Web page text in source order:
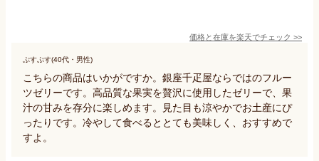
価格と在庫を楽天でチェック >>
ぷすぷす(40代・男性)
こちらの商品はいかがですか。銀座千疋屋ならではのフルー
ツゼリーです。高品質な果実を贅沢に使用したゼリーで、果
汁の甘みを存分に楽しめます。見た目も涼やかでお土産にぴ
ったりです。冷やして食べるととても美味しく、おすすめで
すよ。